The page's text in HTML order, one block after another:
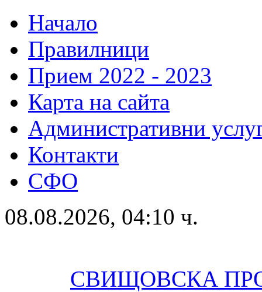
Начало
Правилници
Прием 2022 - 2023
Карта на сайта
Административни
Контакти
СФО
08.08.2026, 04:10 ч.
СВИЩОВСКА